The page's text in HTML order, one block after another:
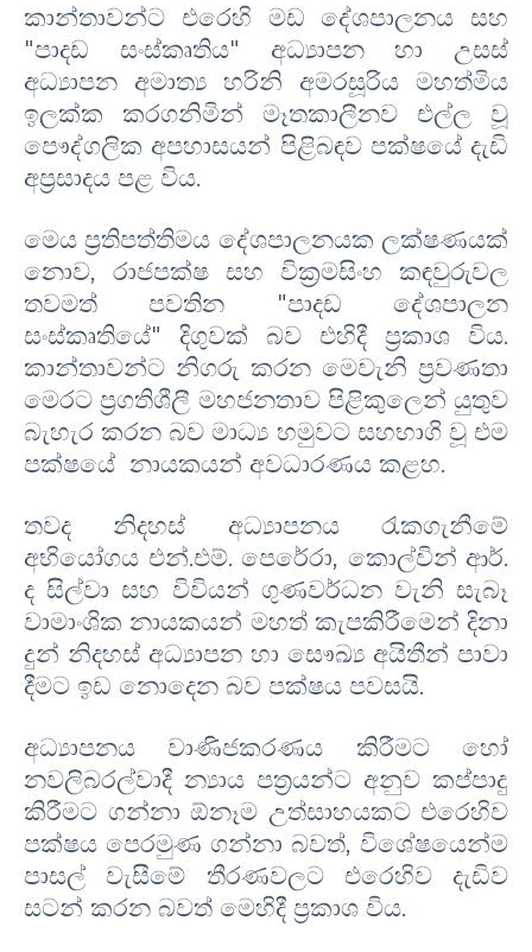
​කාන්තාවන්ට එරෙහි මඩ දේශපාලනය සහ
"පාදඩ සංස්කෘතිය"
අධ්‍යාපන හා උසස්
අධ්‍යාපන අමාත්‍ය හරිනි අමරසූරිය මහත්මිය
ඉලක්ක කරගනිමින් මෑතකාලීනව එල්ල වූ
පෞද්ගලික අපහාසයන් පිළිබඳව පක්ෂයේ දැඩි
අප්‍රසාදය පළ විය.
මෙය ප්‍රතිපත්තිමය දේශපාලනයක ලක්ෂණයක්
නොව, රාජපක්ෂ සහ වික්‍රමසිංහ කඳවුරුවල
තවමත් පවතින "පාදඩ දේශපාලන
සංස්කෘතියේ" දිගුවක් බව එහිදී ප්‍රකාශ විය.
කාන්තාවන්ට නිගරු කරන මෙවැනි ප්‍රවණතා
මෙරට ප්‍රගතිශීලී මහජනතාව පිළිකුලෙන් යුතුව
බැහැර කරන බව මාධ්‍ය හමුවට සහභාගි වූ එම
පක්ෂයේ නායකයන් අවධාරණය කළහ.
තවද නිදහස් අධ්‍යාපනය රැකගැනීමේ
අභියෝගය එන්.එම්. පෙරේරා, කොල්වින් ආර්.
ද සිල්වා සහ විවියන් ගුණවර්ධන වැනි සැබෑ
වාමාංශික නායකයන් මහත් කැපකිරීමෙන් දිනා
දුන් නිදහස් අධ්‍යාපන හා සෞඛ්‍ය අයිතීන් පාවා
දීමට ඉඩ නොදෙන බව පක්ෂය පවසයි.
අධ්‍යාපනය වාණිජකරණය කිරීමට හෝ
නවලිබරල්වාදී න්‍යාය පත්‍රයන්ට අනුව කප්පාදු
කිරීමට ගන්නා ඕනෑම උත්සාහයකට එරෙහිව
පක්ෂය පෙරමුණ ගන්නා බවත්, විශේෂයෙන්ම
පාසල් වැසීමේ තීරණවලට එරෙහිව දැඩිව
සටන් කරන බවත් මෙහිදී ප්‍රකාශ විය.